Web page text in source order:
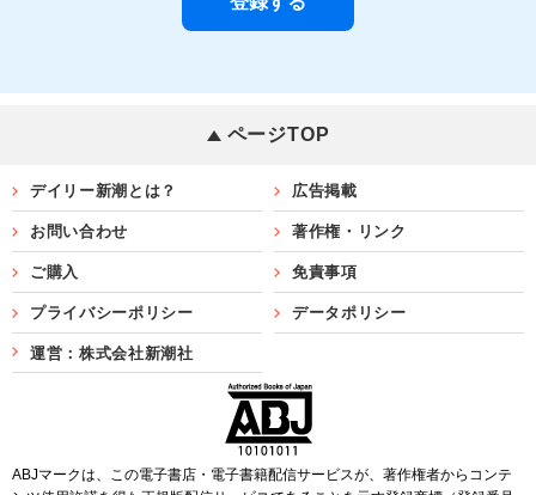
ページTOP
デイリー新潮とは？ 広告掲載
お問い合わせ 著作権・リンク
ご購入 免責事項
プライバシーポリシー データポリシー
運営：株式会社新潮社
ABJマークは、この電子書店・電子書籍配信サービスが、著作権者からコンテ